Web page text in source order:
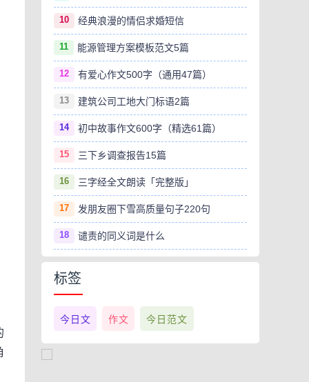
10 经典浪漫的情侣求婚短信
11 能源管理方案模板范文5篇
12 有爱心作文500字（通用47篇）
13 建筑公司工地大门标语2篇
14 初中故事作文600字（精选61篇）
15 三下乡调查报告15篇
16 三字经全文朗读「完整版」
17 发朋友圈下雪高质量句子220句
18 谴责的同义词是什么
标签
今日文 作文 今日范文